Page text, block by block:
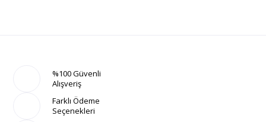
%100 Güvenli
Alışveriş
Farklı Ödeme
Seçenekleri